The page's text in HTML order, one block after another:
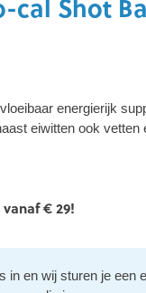
cal Shot
energierijk
eiwitten ook vetten
€ 29!
in en wij sturen je een